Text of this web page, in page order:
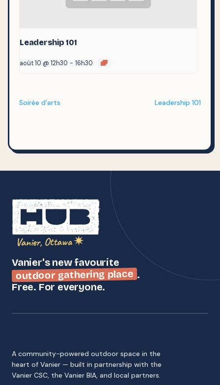
Leadership 101
août 10 @ 12h30 - 16h30
Soirée d’arts Leadership 101
Vanier, Ottawa ✷
Vanier's new favourite
outdoor gathering place .
Free. For everyone.
A community-powered outdoor space in the
heart of Vanier — built in partnership with the
Vanier CSC, the Vanier BIA, and local partners.